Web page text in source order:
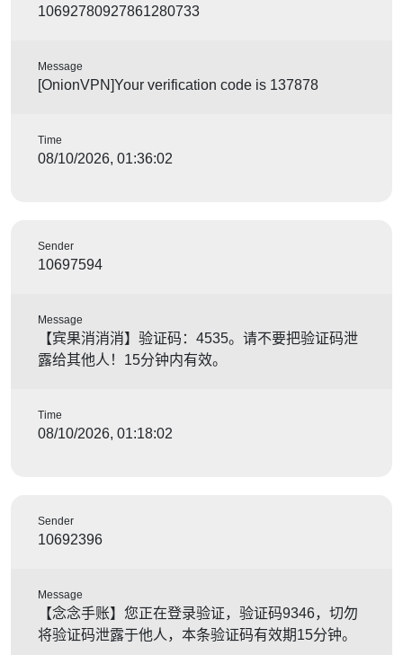
10692780927861280733
Message
[OnionVPN]Your verification code is 137878
Time
08/10/2026, 01:36:02
Sender
10697594
Message
【宾果消消消】验证码：4535。请不要把验证码泄
露给其他人！15分钟内有效。
Time
08/10/2026, 01:18:02
Sender
10692396
Message
【念念手账】您正在登录验证，验证码9346，切勿
将验证码泄露于他人，本条验证码有效期15分钟。